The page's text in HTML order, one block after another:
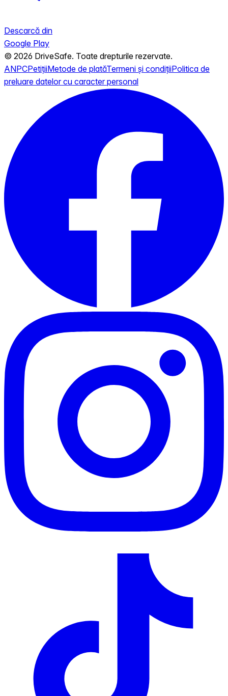
Descarcă din
Google Play
© 2026 DriveSafe. Toate drepturile rezervate.
ANPCPetițiiMetode de platăTermeni și condițiiPolitica de
preluare datelor cu caracter personal